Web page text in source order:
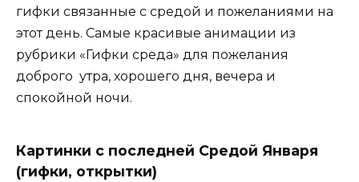
гифки связанные с средой и пожеланиями на
этот день. Самые красивые анимации из
рубрики «Гифки среда» для пожелания
доброго утра, хорошего дня, вечера и
спокойной ночи.
Картинки с последней Средой Января
(гифки, открытки)